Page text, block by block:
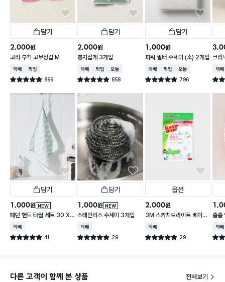
담기
2,000원
고리 부착 고무장갑 M
택배배송매장픽업
별점 4.9점 899
건 작성
담기
2,000원
봉지집게 3개입
택배배송매장픽업오늘배송
별점 4.9점 858
건 작성
담기
1,000원
파워 필터 수세미 (소) 2개입
택배배송매장픽업오늘배송
별점 4.9점 796
건 작성
크리
주
택배
별점
담기
NEW
1,000원
패턴 핸드 타월 세트 30 X
30 cm 3개입
택배배송
별점 4.9점 41
건 작성
담기
NEW
1,000원
스테인리스 수세미 3개입
택배배송
별점 4.9점 29
건 작성
옵션
2,000원
3M 스카치브라이트 베이직
플라워 순면 행주
택배배송
별점 4.9점 29
건 작성
촘촘
5
택배
별점
다른 고객이 함께 본 상품 전체보기